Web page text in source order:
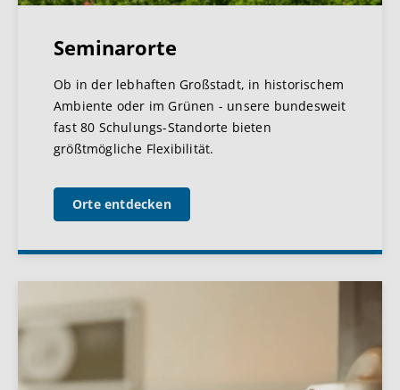
Seminarorte
Ob in der lebhaften Großstadt, in historischem
Ambiente oder im Grünen - unsere bundesweit
fast 80 Schulungs-Standorte bieten
größtmögliche Flexibilität.
Orte entdecken